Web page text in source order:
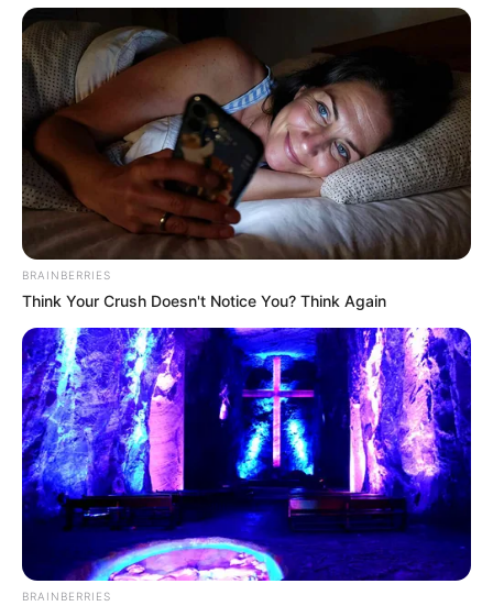
BRAINBERRIES
Think Your Crush Doesn't Notice You? Think Again
BRAINBERRIES